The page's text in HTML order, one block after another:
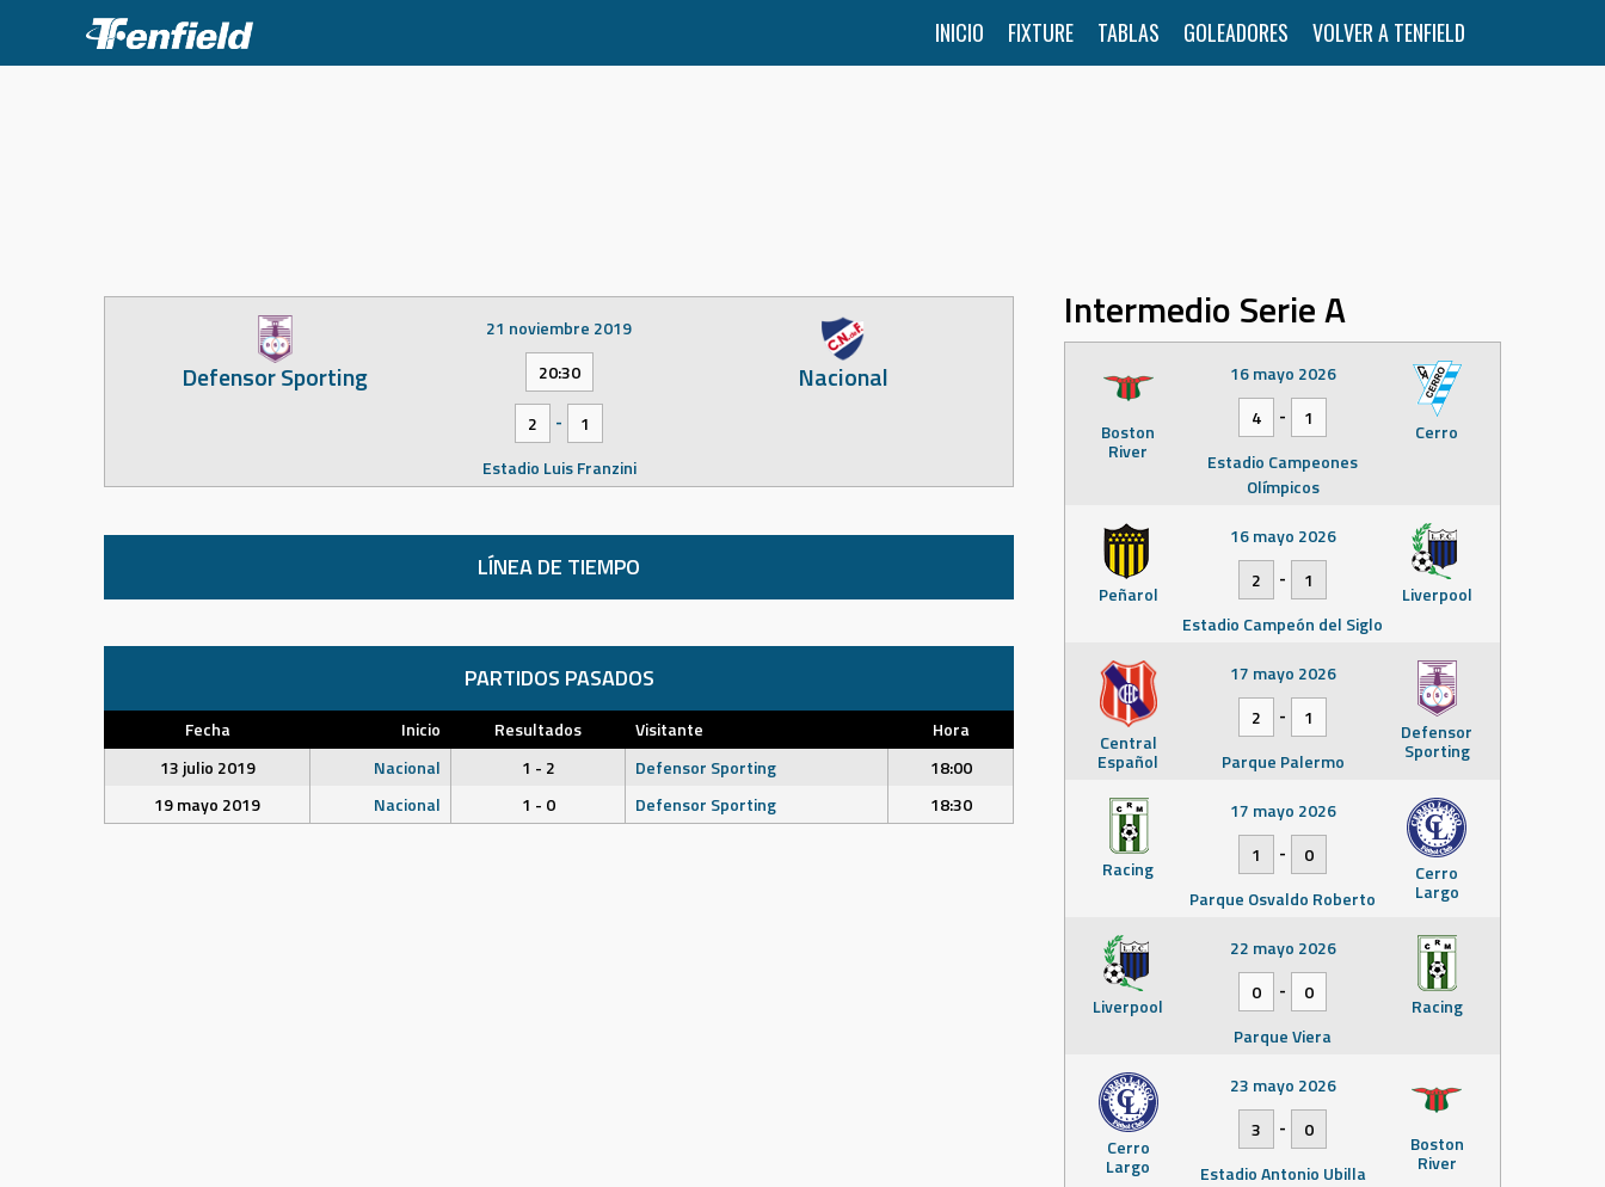
content
INICIO FIXTURE TABLAS GOLEADORES VOLVER A TENFIELD
Defensor Sporting Nacional
21 noviembre 2019
20:30
2 -
1
Estadio Luis Franzini
LÍNEA DE TIEMPO
PARTIDOS PASADOS
Fecha Inicio Resultados Visitante
Hora
13 julio 2019
Nacional 1 - 2 Defensor Sporting
18:00
19 mayo 2019
Nacional 1 - 0 Defensor Sporting 18:30
Intermedio Serie A
Boston
River
Cerro
16 mayo 2026
4
-
1
Estadio Campeones
Olímpicos
Peñarol Liverpool
16 mayo 2026
2
-
1
Estadio Campeón del Siglo
Central
Español
Defensor
Sporting
17 mayo 2026
2
-
1
Parque Palermo
Racing Cerro
Largo
17 mayo 2026
1
-
0
Parque Osvaldo Roberto
Liverpool Racing
22 mayo 2026
0
-
0
Parque Viera
Cerro
Largo
Boston
River
23 mayo 2026
3
-
0
Estadio Antonio Ubilla